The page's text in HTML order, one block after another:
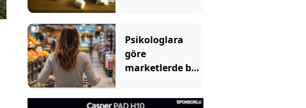
Psikologlara
göre
marketlerde bu
çalıyormuş